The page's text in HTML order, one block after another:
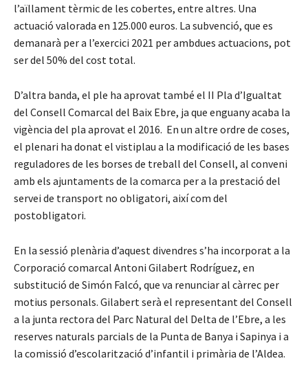
l’aïllament tèrmic de les cobertes, entre altres. Una
actuació valorada en 125.000 euros. La subvenció, que es
demanarà per a l’exercici 2021 per ambdues actuacions, pot
ser del 50% del cost total.
D’altra banda, el ple ha aprovat també el II Pla d’Igualtat
del Consell Comarcal del Baix Ebre, ja que enguany acaba la
vigència del pla aprovat el 2016. En un altre ordre de coses,
el plenari ha donat el vistiplau a la modificació de les bases
reguladores de les borses de treball del Consell, al conveni
amb els ajuntaments de la comarca per a la prestació del
servei de transport no obligatori, així com del
postobligatori.
En la sessió plenària d’aquest divendres s’ha incorporat a la
Corporació comarcal Antoni Gilabert Rodríguez, en
substitució de Simón Falcó, que va renunciar al càrrec per
motius personals. Gilabert serà el representant del Consell
a la junta rectora del Parc Natural del Delta de l’Ebre, a les
reserves naturals parcials de la Punta de Banya i Sapinya i a
la comissió d’escolarització d’infantil i primària de l’Aldea.